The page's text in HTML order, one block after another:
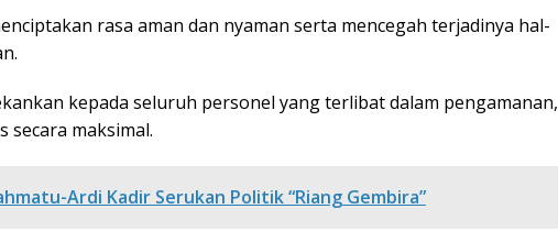
rasa aman dan nyaman serta mencegah terjadinya hal-
kepada seluruh personel yang terlibat dalam pengamanan,
secara maksimal.
Ardi Kadir Serukan Politik “Riang Gembira”